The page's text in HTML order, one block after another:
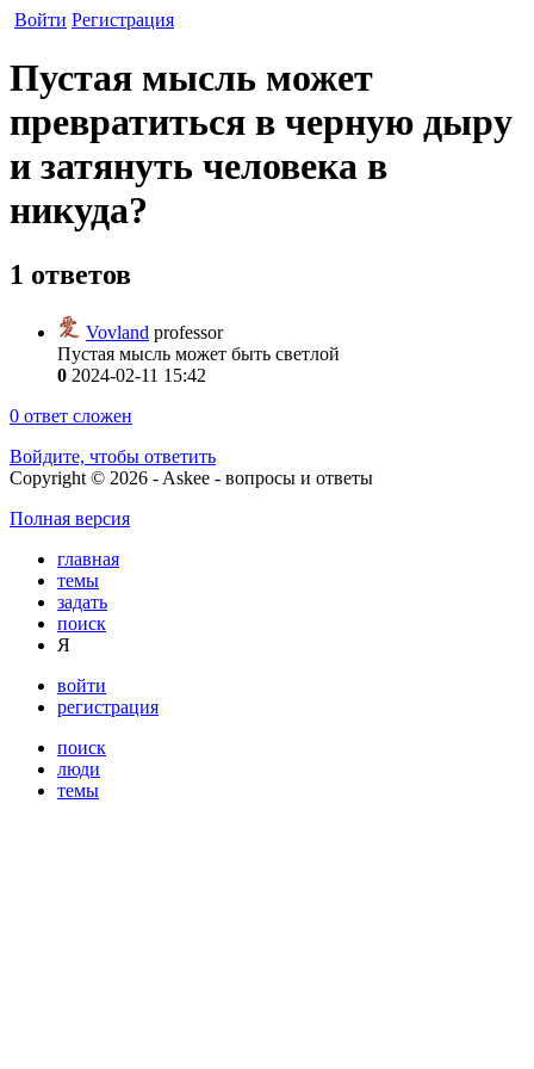
Войти Регистрация
Пустая мысль может
превратиться в черную дыру
и затянуть человека в
никуда?
1 ответов
Vovland professor
Пустая мысль может быть светлой
0 2024-02-11 15:42
0 ответ сложен
Войдите, чтобы ответить
Copyright © 2026 - Askee - вопросы и ответы
Полная версия
главная
темы
задать
поиск
Я
войти
регистрация
поиск
люди
темы